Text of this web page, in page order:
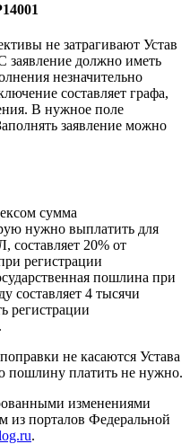
не затрагивают Устав
должно иметь
незначительно
составляет графа,
В нужное поле
заявление можно
сумма
нужно выплатить для
20% от
регистрации
пошлина при
составляет 4 тысячи
регистрации
не касаются Устава
пошлину платить не нужно.
изменениями
из порталов Федеральной
.